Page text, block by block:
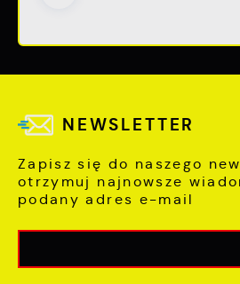
NEWSLETTER
Zapisz się do naszego
otrzymuj najnowsze
podany adres e-mail